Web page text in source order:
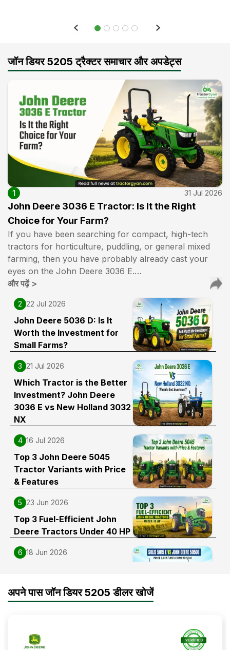
जॉन डियर 5205 ट्रैक्टर समाचार और अपडेट्स
1 31 Jul 2026
John Deere 3036 E Tractor: Is It the Right
Choice for Your Farm?
If you have been searching for compact, high-tech
tractors for horticulture, puddling, or general mixed
farming, then you have probably already cast your
eyes on the John Deere 3036 E.…
और पढ़ें>
2 22 Jul 2026
John Deere 5036 D: Is It
Worth the Investment for
Small Farms?
3 21 Jul 2026
Which Tractor is the Better
Investment? John Deere
3036 E vs New Holland 3032
NX
4 16 Jul 2026
Top 3 John Deere 5045
Tractor Variants with Price
& Features
5 23 Jun 2026
Top 3 Fuel-Efficient John
Deere Tractors Under 40 HP
6 18 Jun 2026
Features Comparison
अपने पास जॉन डियर 5205 डीलर खोजें